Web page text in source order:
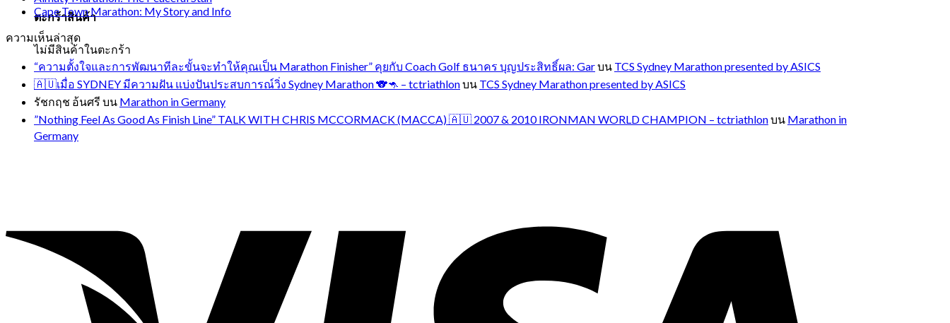
ตะกร้าสินค้า
ไม่มีสินค้าในตะกร้า
Cape Town Marathon: My Story and Info
ความเห็นล่าสุด
“ความตั้งใจและการพัฒนาทีละขั้นจะทำให้คุณเป็น Marathon Finisher” คุยกับ Coach Golf ธนาคร บุญประสิทธิ์ผล: Garบน TCS Sydney Marathon presented by ASICS
🇦🇺เมื่อ SYDNEY มีความฝัน แบ่งปันประสบการณ์วิ่ง Sydney Marathon 🐨🦘 – tctriathlonบน TCS Sydney Marathon presented by ASICS
รัชกฤช อ้นศรี บน Marathon in Germany
”Nothing Feel As Good As Finish Line” TALK WITH CHRIS MCCORMACK (MACCA) 🇦🇺 2007 & 2010 IRONMAN WORLD CHAMPION – tctriathlonบน Marathon in
Germany